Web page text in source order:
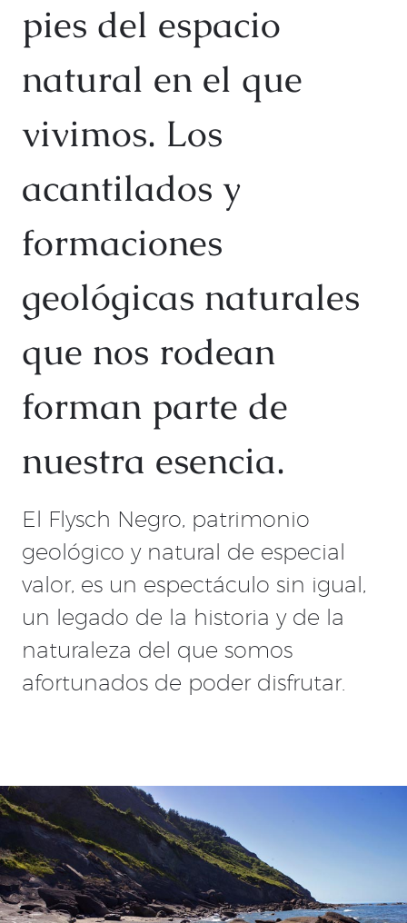
pies del espacio
natural en el que
vivimos. Los
acantilados y
formaciones
geológicas naturales
que nos rodean
forman parte de
nuestra esencia.
El Flysch Negro, patrimonio
geológico y natural de especial
valor, es un espectáculo sin igual,
un legado de la historia y de la
naturaleza del que somos
afortunados de poder disfrutar.